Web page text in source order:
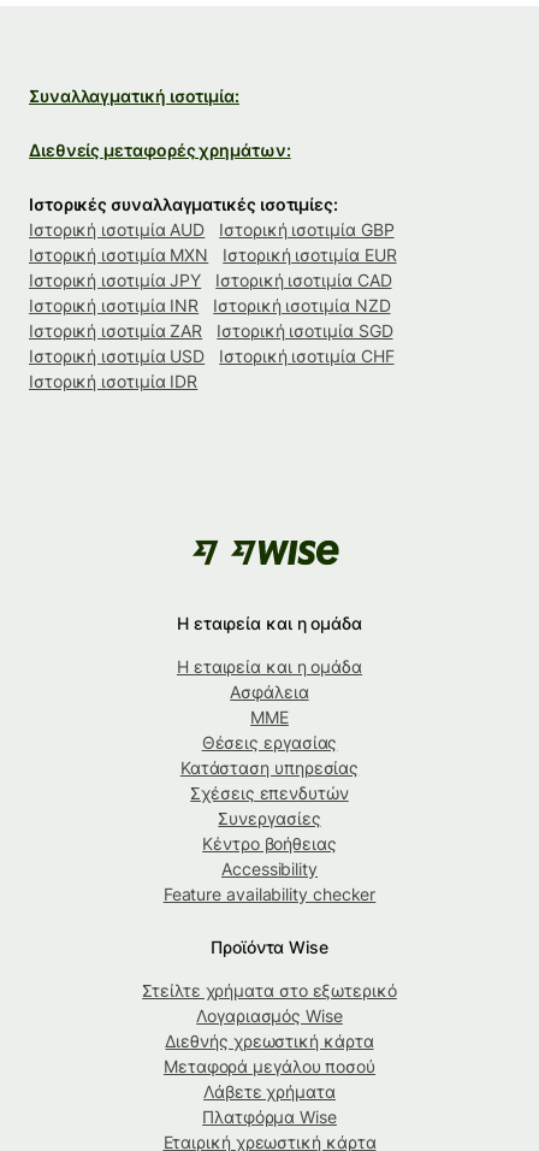
Συναλλαγματική ισοτιμία:
Διεθνείς μεταφορές χρημάτων:
Ιστορικές συναλλαγματικές ισοτιμίες:
Ιστορική ισοτιμία AUD
Ιστορική ισοτιμία GBP
Ιστορική ισοτιμία MXN
Ιστορική ισοτιμία EUR
Ιστορική ισοτιμία JPY
Ιστορική ισοτιμία CAD
Ιστορική ισοτιμία INR
Ιστορική ισοτιμία NZD
Ιστορική ισοτιμία ZAR
Ιστορική ισοτιμία SGD
Ιστορική ισοτιμία USD
Ιστορική ισοτιμία CHF
Ιστορική ισοτιμία IDR
Η εταιρεία και η ομάδα
Η εταιρεία και η ομάδα
Ασφάλεια
ΜΜΕ
Θέσεις εργασίας
Κατάσταση υπηρεσίας
Σχέσεις επενδυτών
Συνεργασίες
Κέντρο βοήθειας
Accessibility
Feature availability checker
Προϊόντα Wise
Στείλτε χρήματα στο εξωτερικό
Λογαριασμός Wise
Διεθνής χρεωστική κάρτα
Μεταφορά μεγάλου ποσού
Λάβετε χρήματα
Πλατφόρμα Wise
Εταιρική χρεωστική κάρτα